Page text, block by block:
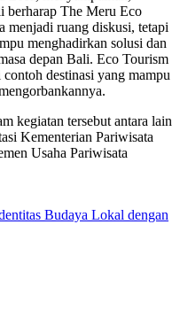
berharap The Meru Eco
menjadi ruang diskusi, tetapi
menghadirkan solusi dan
depan Bali. Eco Tourism
destinasi yang mampu
kegiatan tersebut antara lain
Kementerian Pariwisata
Usaha Pariwisata
Budaya Lokal dengan